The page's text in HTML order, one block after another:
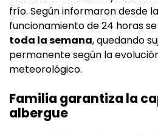
frío. Según informaron desde
funcionamiento de 24 horas
toda la semana, quedando
permanente según la
meteorológico.
Familia garantiza la
albergue